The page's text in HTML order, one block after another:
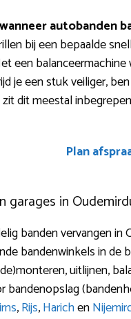
autobanden
bij een bepaalde
een
je een stuk veiliger,
dit meestal
Plan
garages in
banden vervangen
bandenwinkels in de
uitlijnen,
bandenopslag
,Rijs,Harichen